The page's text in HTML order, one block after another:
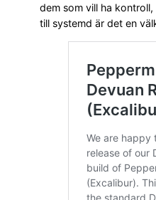
dem som vill ha
till systemd är det en